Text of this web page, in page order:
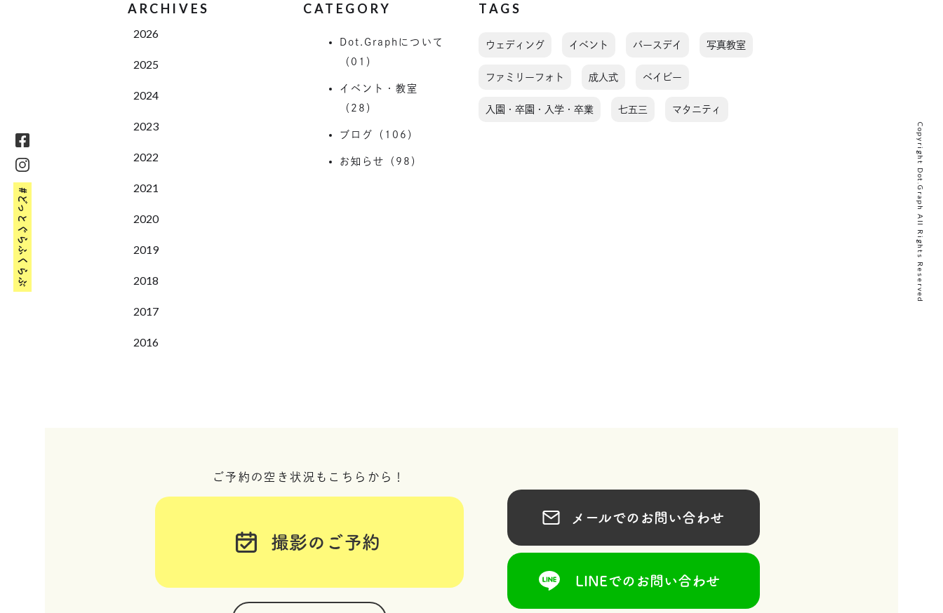
#どっとぐらふくらぶ Copyright Dot.Graph All Rights Reserved
ARCHIVES
2026
2025
2024
2023
2022
2021
2020
2019
2018
2017
2016
CATEGORY
Dot.Graphについて
（01）
イベント・教室
（28）
ブログ（106）
お知らせ（98）
TAGS
ウェディング イベント バースデイ 写真教室
ファミリーフォト 成人式 ベイビー
入園・卒園・入学・卒業 七五三 マタニティ
ご予約の空き状況もこちらから！
撮影のご予約
メールでのお問い合わせ
LINEでのお問い合わせ